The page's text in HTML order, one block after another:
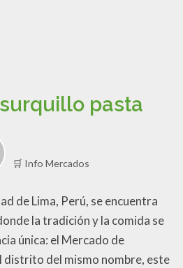
pasta
🛒 Info Mercados
de Lima, Perú, se encuentra
la tradición y la comida se
única: el Mercado de
distrito del mismo nombre, este